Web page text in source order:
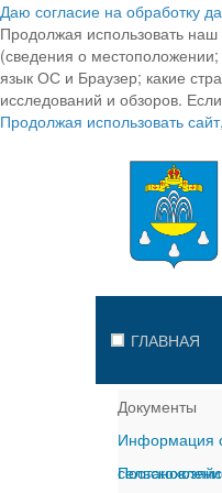
Даю согласие на обработку
Продолжая использовать
(сведения о местоположении;
язык ОС и Браузер; какие
исследований и обзоров.
Продолжая использовать
ГЛАВНАЯ
Документы
Информация